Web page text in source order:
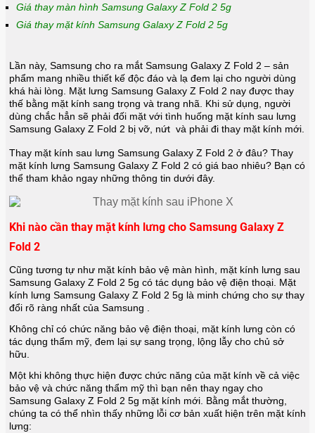
Giá thay màn hình Samsung Galaxy Z Fold 2 5g
Giá thay mặt kính Samsung Galaxy Z Fold 2 5g
Lần này, Samsung cho ra mắt Samsung Galaxy Z Fold 2 – sản
phẩm mang nhiều thiết kế độc đáo và lạ đem lại cho người dùng
khá hài lòng. Mặt lưng Samsung Galaxy Z Fold 2 nay được thay
thế bằng mặt kính sang trọng và trang nhã. Khi sử dụng, người
dùng chắc hẳn sẽ phải đối mặt với tình huống mặt kính sau lưng
Samsung Galaxy Z Fold 2 bị vỡ, nứt và phải đi thay mặt kính mới.
Thay mặt kính sau lưng Samsung Galaxy Z Fold 2 ở đâu? Thay
mặt kính lưng Samsung Galaxy Z Fold 2 có giá bao nhiêu? Bạn có
thể tham khảo ngay những thông tin dưới đây.
Khi nào cần thay mặt kính lưng cho Samsung Galaxy Z
Fold 2
Cũng tương tự như mặt kính bảo vệ màn hình, mặt kính lưng sau
Samsung Galaxy Z Fold 2 5g có tác dụng bảo vệ điện thoại. Mặt
kính lưng Samsung Galaxy Z Fold 2 5g là minh chứng cho sự thay
đổi rõ ràng nhất của Samsung .
Không chỉ có chức năng bảo vệ điện thoại, mặt kính lưng còn có
tác dụng thẩm mỹ, đem lại sự sang trọng, lộng lẫy cho chủ sở
hữu.
Một khi không thực hiện được chức năng của mặt kính về cả việc
bảo vệ và chức năng thẩm mỹ thì bạn nên thay ngay cho
Samsung Galaxy Z Fold 2 5g mặt kính mới. Bằng mắt thường,
chúng ta có thể nhìn thấy những lỗi cơ bản xuất hiện trên mặt kính
lưng: